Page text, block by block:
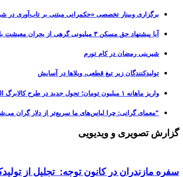
برگزاری وبینار تخصصی «حکمرانی مبتنی بر تاب‌آوری در
آیا پیشنهاد حق مسکن ۳ میلیونی گرهی از بحران معیشت باز می‌کند؟
شیرینی رمضان در کام تورم
تولیدکنندگان زیر تیغ قطعی، ویلاها در آسایش
واریز ماهانه ۱ میلیون تومان؛ تحول جدید در طرح کالابرگ الکترونیکی
“معمای گرانی: چرا لباس‌های ما سریع‌تر از دلار گران
گزارش تصویری و ویدیویی
سفره مازندران در کانون توجه: تجلیل از